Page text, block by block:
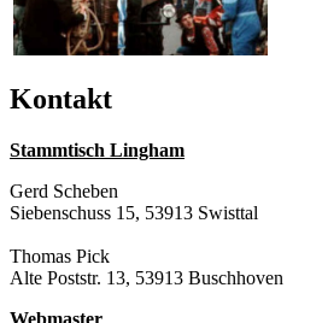
Kontakt
Stammtisch Lingham
Gerd Scheben
Siebenschuss 15, 53913 Swisttal
Thomas Pick
Alte Poststr. 13, 53913 Buschhoven
Webmaster